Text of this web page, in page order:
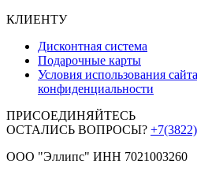
КЛИЕНТУ
Дисконтная система
Подарочные карты
Условия использования
конфиденциальности
ПРИСОЕДИНЯЙТЕСЬ
ОСТАЛИСЬ ВОПРОСЫ?
ООО "Эллипс" ИНН 7021003260